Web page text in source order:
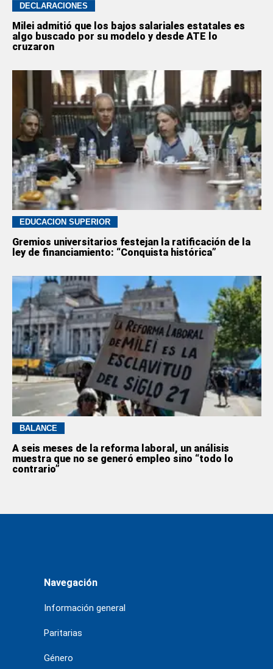
DECLARACIONES
Milei admitió que los bajos salariales estatales es
algo buscado por su modelo y desde ATE lo
cruzaron
EDUCACION SUPERIOR
Gremios universitarios festejan la ratificación de la
ley de financiamiento: “Conquista histórica”
BALANCE
A seis meses de la reforma laboral, un análisis
muestra que no se generó empleo sino “todo lo
contrario”
Navegación
Información general
Paritarias
Género